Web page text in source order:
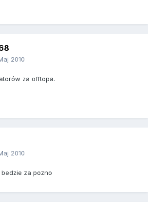
2010
za offtopa.
2010
za pozno